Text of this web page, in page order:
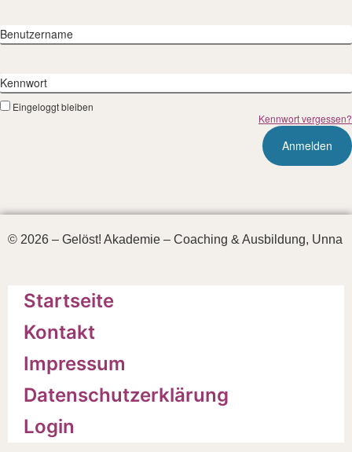
Benutzername
Kennwort
Eingeloggt bleiben
Kennwort vergessen?
© 2026 – Gelöst! Akademie – Coaching & Ausbildung, Unna
Startseite
Kontakt
Impressum
Datenschutzerklärung
Login